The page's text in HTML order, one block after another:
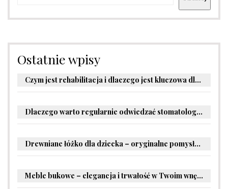
Ostatnie wpisy
Czym jest rehabilitacja i dlaczego jest kluczowa dla powrotu do zdrowia?
Dlaczego warto regularnie odwiedzać stomatologa?
Drewniane łóżko dla dziecka – oryginalne pomysły na aranżację pokoju malucha
Meble bukowe – elegancja i trwałość w Twoim wnętrzu